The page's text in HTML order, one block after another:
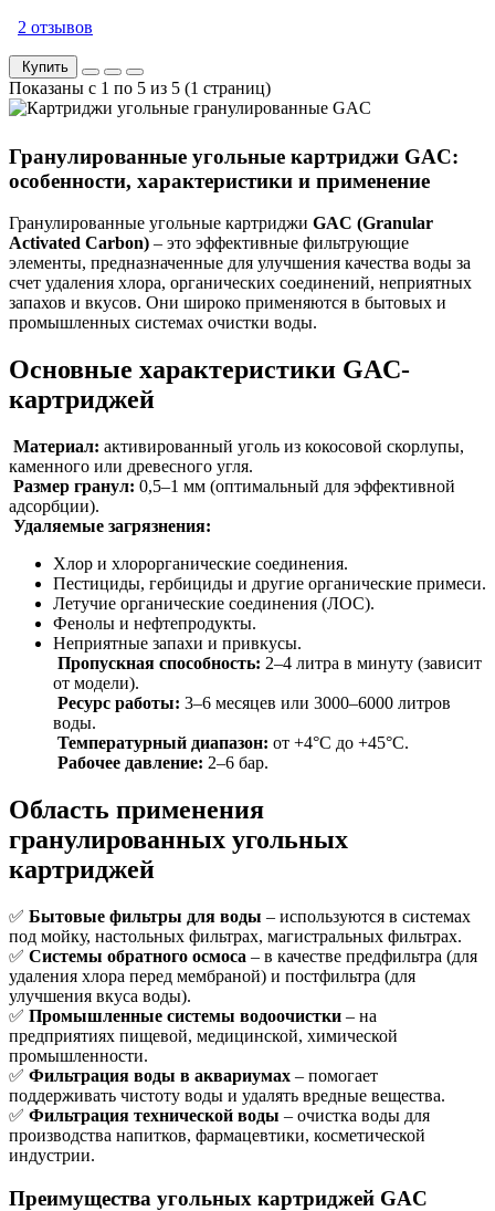
2 отзывов
Купить
Показаны с 1 по 5 из 5 (1 страниц)
Гранулированные угольные картриджи GAC:
особенности, характеристики и применение
Гранулированные угольные картриджи GAC (Granular
Activated Carbon) – это эффективные фильтрующие
элементы, предназначенные для улучшения качества воды за
счет удаления хлора, органических соединений, неприятных
запахов и вкусов. Они широко применяются в бытовых и
промышленных системах очистки воды.
Основные характеристики GAC-
картриджей
Материал: активированный уголь из кокосовой скорлупы,
каменного или древесного угля.
Размер гранул: 0,5–1 мм (оптимальный для эффективной
адсорбции).
Удаляемые загрязнения:
Хлор и хлорорганические соединения.
Пестициды, гербициды и другие органические примеси.
Летучие органические соединения (ЛОС).
Фенолы и нефтепродукты.
Неприятные запахи и привкусы.
Пропускная способность: 2–4 литра в минуту (зависит
от модели).
Ресурс работы: 3–6 месяцев или 3000–6000 литров
воды.
Температурный диапазон: от +4°C до +45°C.
Рабочее давление: 2–6 бар.
Область применения
гранулированных угольных
картриджей
✅ Бытовые фильтры для воды – используются в системах
под мойку, настольных фильтрах, магистральных фильтрах.
✅ Системы обратного осмоса – в качестве предфильтра (для
удаления хлора перед мембраной) и постфильтра (для
улучшения вкуса воды).
✅ Промышленные системы водоочистки – на
предприятиях пищевой, медицинской, химической
промышленности.
✅ Фильтрация воды в аквариумах – помогает
поддерживать чистоту воды и удалять вредные вещества.
✅ Фильтрация технической воды – очистка воды для
производства напитков, фармацевтики, косметической
индустрии.
Преимущества угольных картриджей GAC